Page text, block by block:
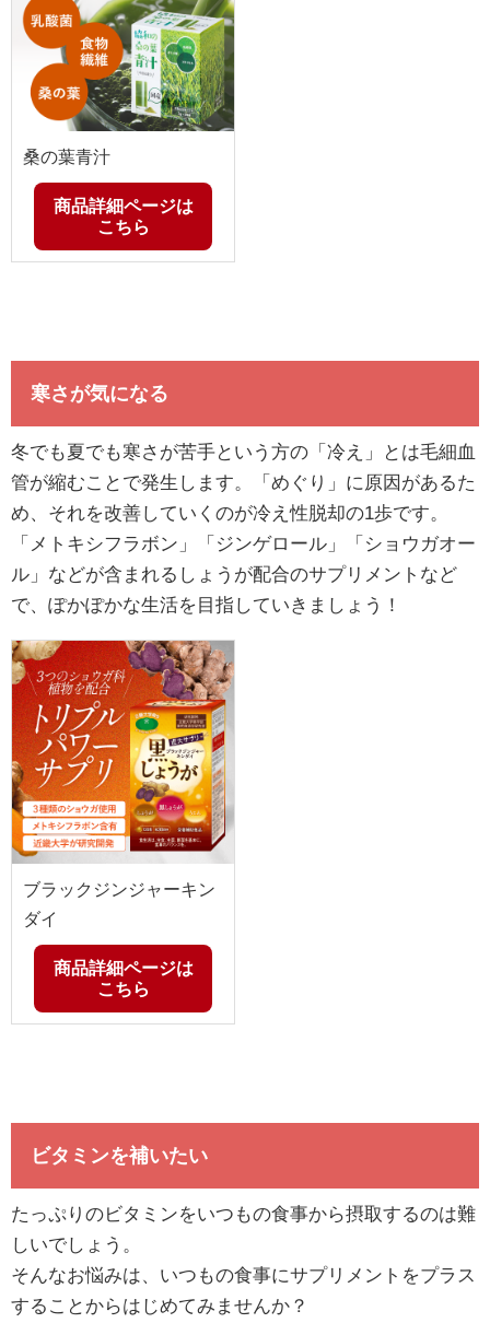
桑の葉青汁
商品詳細ページは
こちら
寒さが気になる
冬でも夏でも寒さが苦手という方の「冷え」とは毛細血
管が縮むことで発生します。「めぐり」に原因があるた
め、それを改善していくのが冷え性脱却の1歩です。
「メトキシフラボン」「ジンゲロール」「ショウガオー
ル」などが含まれるしょうが配合のサプリメントなど
で、ぽかぽかな生活を目指していきましょう！
ブラックジンジャーキン
ダイ
商品詳細ページは
こちら
ビタミンを補いたい
たっぷりのビタミンをいつもの食事から摂取するのは難
しいでしょう。
そんなお悩みは、いつもの食事にサプリメントをプラス
することからはじめてみませんか？